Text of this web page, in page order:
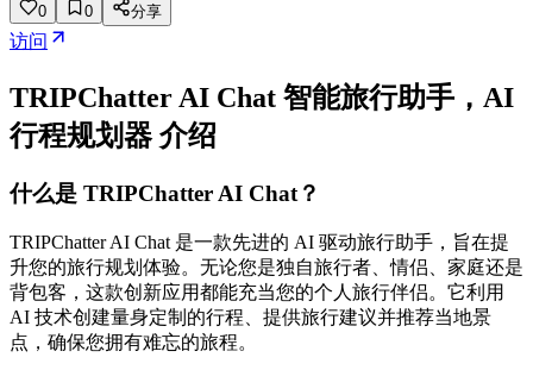
0 0 分享
访问
TRIPChatter AI Chat 智能旅行助手，AI
行程规划器 介绍
什么是 TRIPChatter AI Chat？
TRIPChatter AI Chat 是一款先进的 AI 驱动旅行助手，旨在提
升您的旅行规划体验。无论您是独自旅行者、情侣、家庭还是
背包客，这款创新应用都能充当您的个人旅行伴侣。它利用
AI 技术创建量身定制的行程、提供旅行建议并推荐当地景
点，确保您拥有难忘的旅程。